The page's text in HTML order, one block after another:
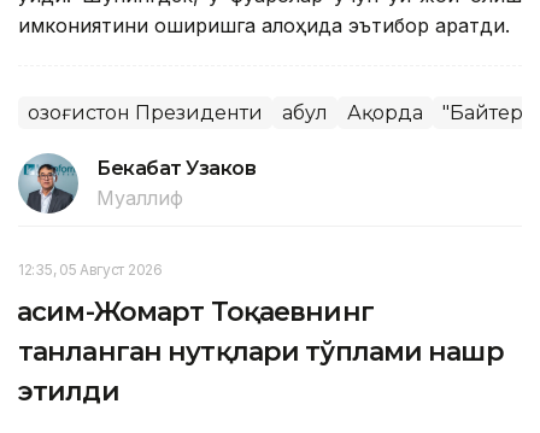
имкониятини оширишга алоҳида эътибор қаратди.
Қозоғистон Президенти Қабул Ақорда
Бекабат Узаков
Муаллиф
12:35, 05 Август 2026
Қасим-Жомарт Тоқаевнинг
танланган нутқлари тўплами нашр
этилди